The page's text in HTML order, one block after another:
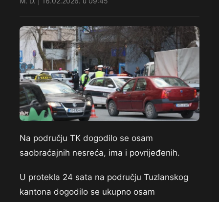
Na području TK dogodilo se osam
saobraćajnih nesreća, ima i povrijeđenih.
U protekla 24 sata na području Tuzlanskog
kantona dogodilo se ukupno osam